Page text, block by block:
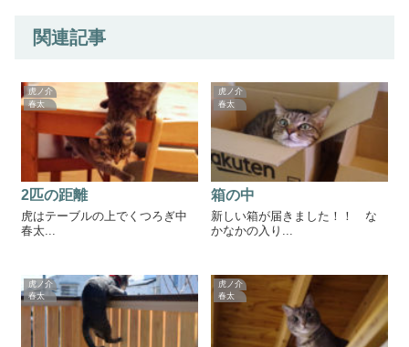
関連記事
虎ノ介
春太
2匹の距離
虎はテーブルの上でくつろぎ中
春太...
虎ノ介
春太
箱の中
新しい箱が届きました！！ な
かなかの入り...
虎ノ介
春太
虎ノ介
春太